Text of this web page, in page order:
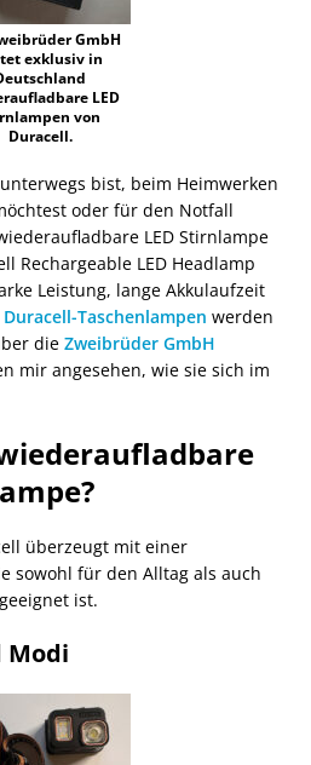
GmbH
exklusiv in
LED
von
Duracell.
bist, beim Heimwerken
oder für den Notfall
LED Stirnlampe
Rechargeable LED Headlamp
Leistung, lange Akkulaufzeit
Duracell-Taschenlampen werden
die Zweibrüder GmbH
mir angesehen, wie sie sich im
überzeugt mit einer
sowohl für den Alltag als auch
ist.
Modi